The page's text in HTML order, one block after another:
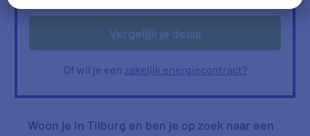
Vergelijk je deals
Of wil je een zakelijk energiecontract?
Woon je in Tilburg en ben je op zoek naar een